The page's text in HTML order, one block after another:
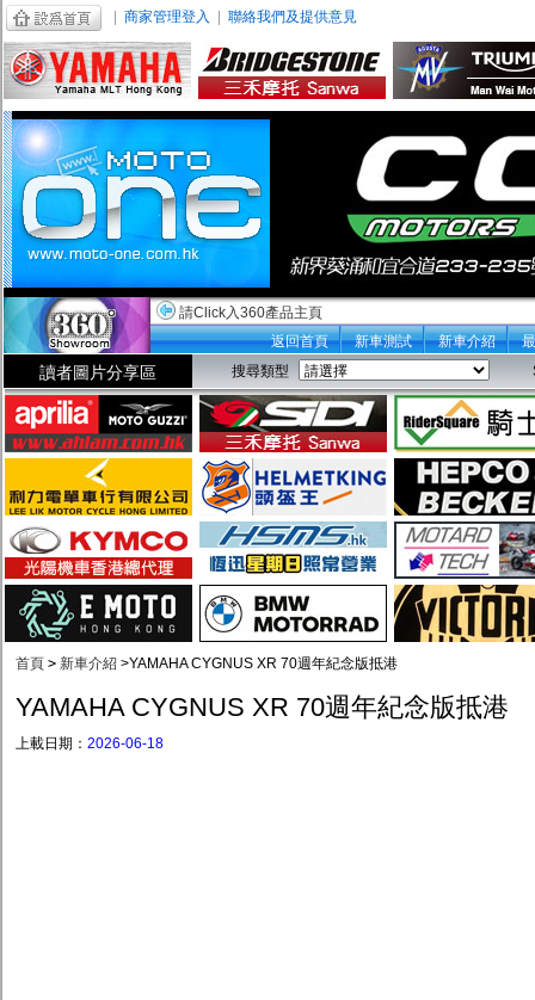
商家管理登入 聯絡我們及提供意見
請Click入360產品主頁
返回首頁
新車測試 新車介紹
讀者圖片分享區 搜尋類型
首頁 > 新車介紹 >YAMAHA CYGNUS XR 70週年紀念版抵港
YAMAHA CYGNUS XR 70週年紀念版抵港
上載日期： 2026-06-18